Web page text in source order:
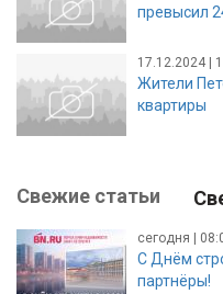
превысил
17.12.2024 |
Жители
квартиры
Свежие статьи
сегодня |
С Днём
партнёры!